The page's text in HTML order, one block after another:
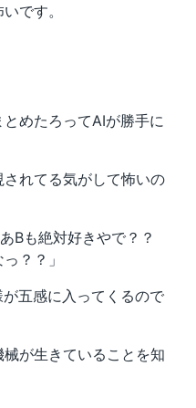
です。
めたろってAIが勝手に
れてる気がして怖いの
Bも絶対好きやで？？
？？」
五感に入ってくるので
が生きていることを知